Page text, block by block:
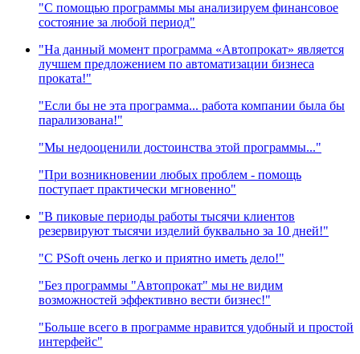
"С помощью программы мы анализируем финансовое
состояние за любой период"
"На данный момент программа «Автопрокат» является
лучшем предложением по автоматизации бизнеса
проката!"
"Если бы не эта программа... работа компании была бы
парализована!"
"Мы недооценили достоинства этой программы..."
"При возникновении любых проблем - помощь
поступает практически мгновенно"
"В пиковые периоды работы тысячи клиентов
резервируют тысячи изделий буквально за 10 дней!"
"C PSoft очень легко и приятно иметь дело!"
"Без программы "Автопрокат" мы не видим
возможностей эффективно вести бизнес!"
"Больше всего в программе нравится удобный и простой
интерфейс"